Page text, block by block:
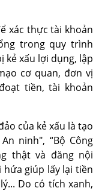
xác thực tài khoản
trong quy trình
kẻ xấu lợi dụng, lập
cơ quan, đơn vị
tiền, tài khoản
của kẻ xấu là tạo
ninh", “Bộ Công
thật và đăng nội
giúp lấy lại tiền
Do có tích xanh,